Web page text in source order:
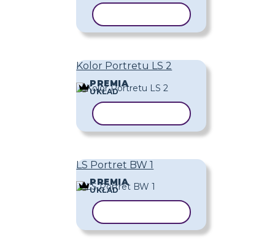
Kolor Portretu LS 2
PREMIA
UKŁAD
LS Portret BW 1
PREMIA
UKŁAD